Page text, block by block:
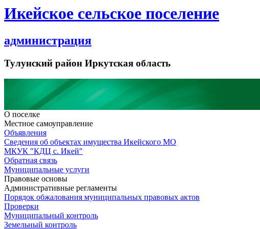
Икейское сельское поселение
администрация
Тулунский район Иркутская область
О поселке
Местное самоуправление
Объявления
Сведения об объектах имущества Икейского МО
МКУК "КДЦ с. Икей"
Обратная связь
Муниципальные услуги
Правовые основы
Административные регламенты
Порядок обжалования муниципальных правовых актов
Проверки
Муниципальный контроль
Земельный контроль